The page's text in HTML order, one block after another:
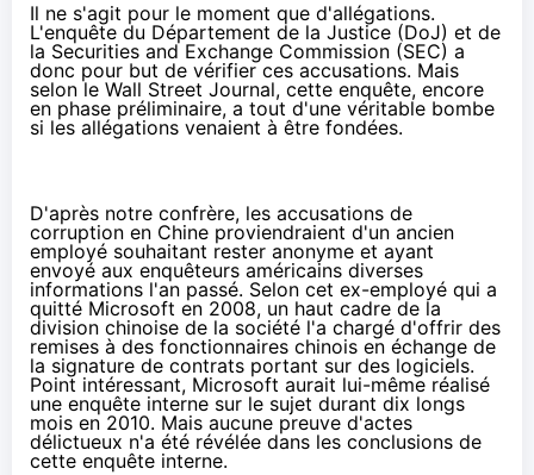
Il ne s'agit pour le moment que d'allégations.
L'enquête du Département de la Justice (DoJ) et de
la Securities and Exchange Commission (SEC) a
donc pour but de vérifier ces accusations. Mais
selon le Wall Street Journal, cette enquête, encore
en phase préliminaire, a tout d'une véritable bombe
si les allégations venaient à être fondées.
D'après notre confrère, les accusations de
corruption en Chine proviendraient d'un ancien
employé souhaitant rester anonyme et ayant
envoyé aux enquêteurs américains diverses
informations l'an passé. Selon cet ex-employé qui a
quitté Microsoft en 2008, un haut cadre de la
division chinoise de la société l'a chargé d'offrir des
remises à des fonctionnaires chinois en échange de
la signature de contrats portant sur des logiciels.
Point intéressant, Microsoft aurait lui-même réalisé
une enquête interne sur le sujet durant dix longs
mois en 2010. Mais aucune preuve d'actes
délictueux n'a été révélée dans les conclusions de
cette enquête interne.